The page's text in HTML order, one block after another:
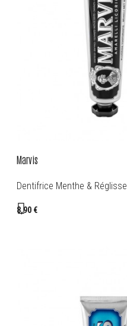
Marvis
Dentifrice Menthe & Réglisse
8,90 €